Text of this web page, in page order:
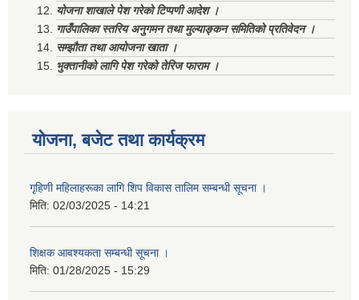
योजना शाखाले पेश गरेको टिप्पणी आदेश ।
गाउँपालिका स्तरिय अनुगमन तथा मुल्याङ्कन समितिको प्रतिवेदन ।
सम्झौता तथा आयोजना खाता ।
भुक्तानीको लागि पेश गरेको तेरिज फाराम ।
योजना, बजेट तथा कार्यक्रम
गृहिणी महिलाहरूका लागि शिप विकास तालिम सम्बन्धी सूचना ‌।
मिति: 02/03/2025 - 14:21
शिक्षक आवश्यकता सम्बन्धी सूचना ।
मिति: 01/28/2025 - 15:29